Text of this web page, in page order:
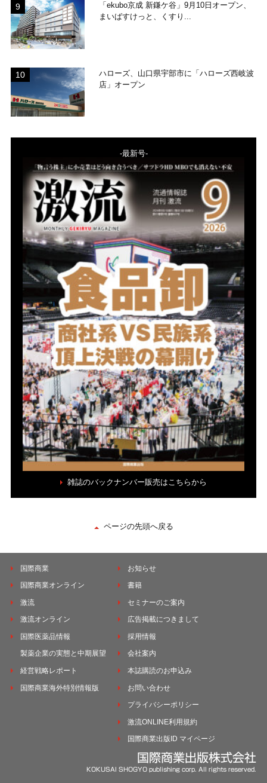
「ekubo京成 新鎌ケ谷」9月10日オープン、
まいばすけっと、くすり...
ハローズ、山口県宇部市に「ハローズ西岐波
店」オープン
-最新号-
雑誌のバックナンバー販売はこちらから
ページの先頭へ戻る
国際商業
国際商業オンライン
激流
激流オンライン
国際医薬品情報
製薬企業の実態と中期展望
経営戦略レポート
国際商業海外特別情報版
お知らせ
書籍
セミナーのご案内
広告掲載につきまして
採用情報
会社案内
本誌購読のお申込み
お問い合わせ
プライバシーポリシー
激流ONLINE利用規約
国際商業出版ID マイページ